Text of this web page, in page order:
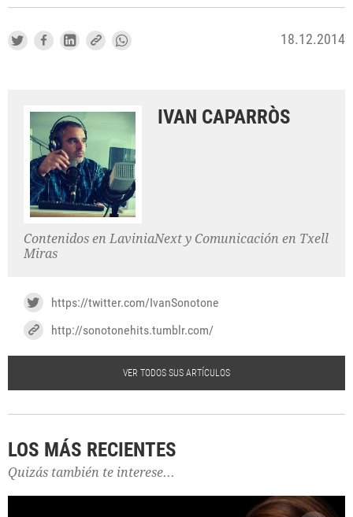
18.12.2014
IVAN CAPARRÒS
Contenidos en LaviniaNext y Comunicación en Txell
Miras
https://twitter.com/IvanSonotone
http://sonotonehits.tumblr.com/
VER TODOS SUS ARTÍCULOS
LOS MÁS RECIENTES
Quizás también te interese...